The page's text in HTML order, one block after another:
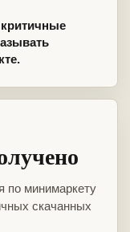
по минимаркету
скачанных